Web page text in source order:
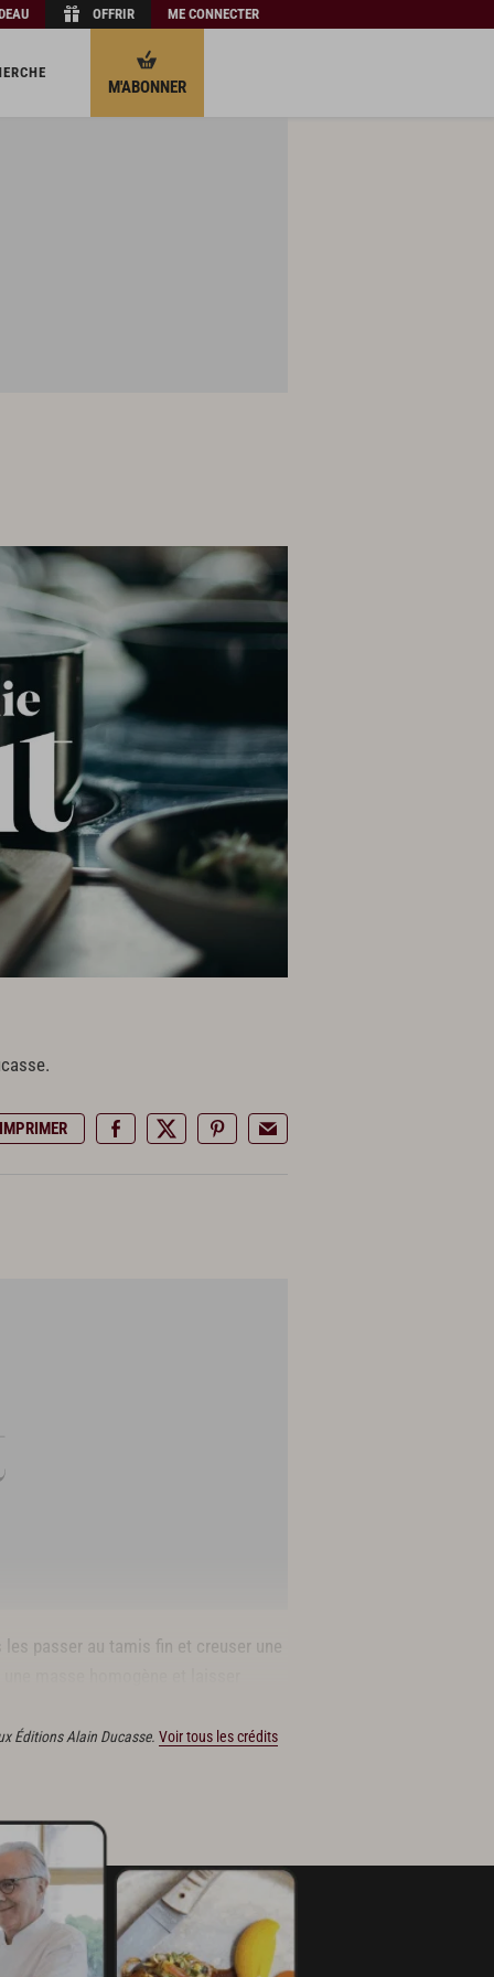
OFFRIR ME CONNECTER
M'ABONNER
IMPRIMER
passer au tamis fin et creuser une
Éditions Alain Ducasse. Voir tous les crédits